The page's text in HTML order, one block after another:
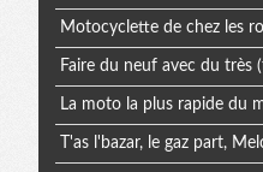
Motocyclette de chez les
Faire du neuf avec du très
La moto la plus rapide du
T'as l'bazar, le gaz part,